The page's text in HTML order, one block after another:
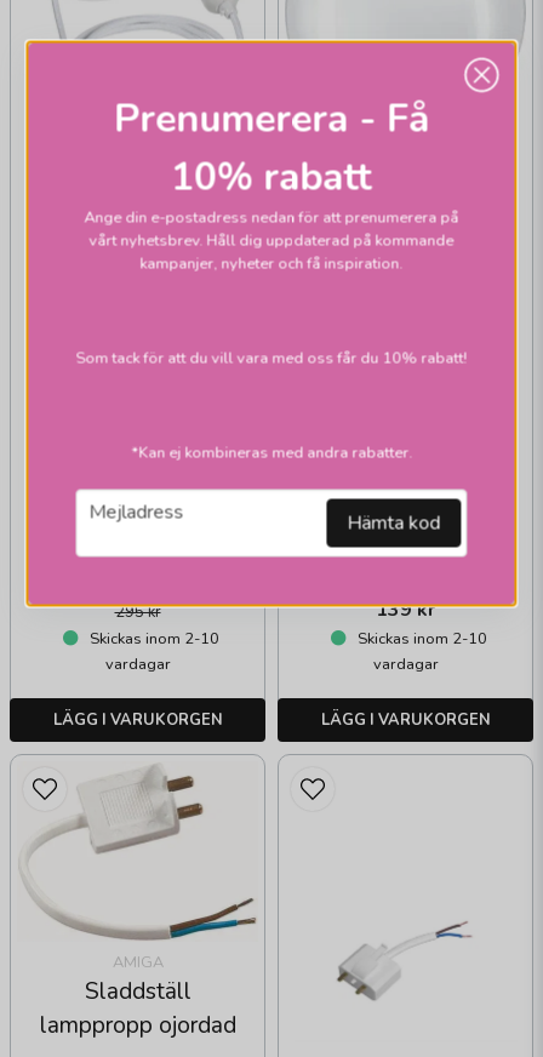
PR HOME
295 kr
Skickas inom 2-10
vardagar
LÄGG I VARUKORGEN
SIGNIFY
Normallampa warm
glow LED 5,9W dim
opal
139 kr
Skickas inom 2-10
vardagar
LÄGG I VARUKORGEN
AMIGA
Sladdställ
lamppropp ojordad
Prenumerera - Få
10% rabatt
Ange din e-postadress nedan för att prenumerera på
vårt nyhetsbrev. Håll dig uppdaterad på kommande
kampanjer, nyheter och få inspiration.
Som tack för att du vill vara med oss får du 10% rabatt!
*Kan ej kombineras med andra rabatter.
email
Mejladress Hämta kod